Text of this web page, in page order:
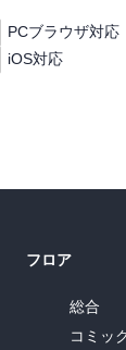
PCブラウザ対応
iOS対応
フロア
総合
コミッ